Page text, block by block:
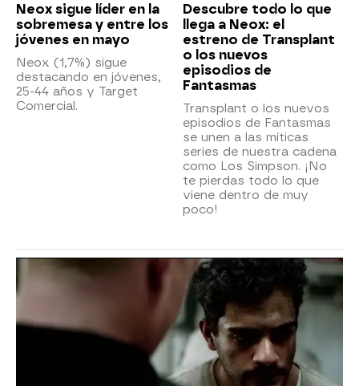
Neox sigue líder en la
sobremesa y entre los
jóvenes en mayo
Neox (1,7%) sigue
destacando en jóvenes,
25-44 años y Target
Comercial.
Descubre todo lo que
llega a Neox: el
estreno de Transplant
o los nuevos
episodios de
Fantasmas
Transplant o los nuevos
episodios de Fantasmas
se unen a las míticas
series de nuestra cadena
como Los Simpson. ¡No
te pierdas todo lo que
viene dentro de muy
poco!